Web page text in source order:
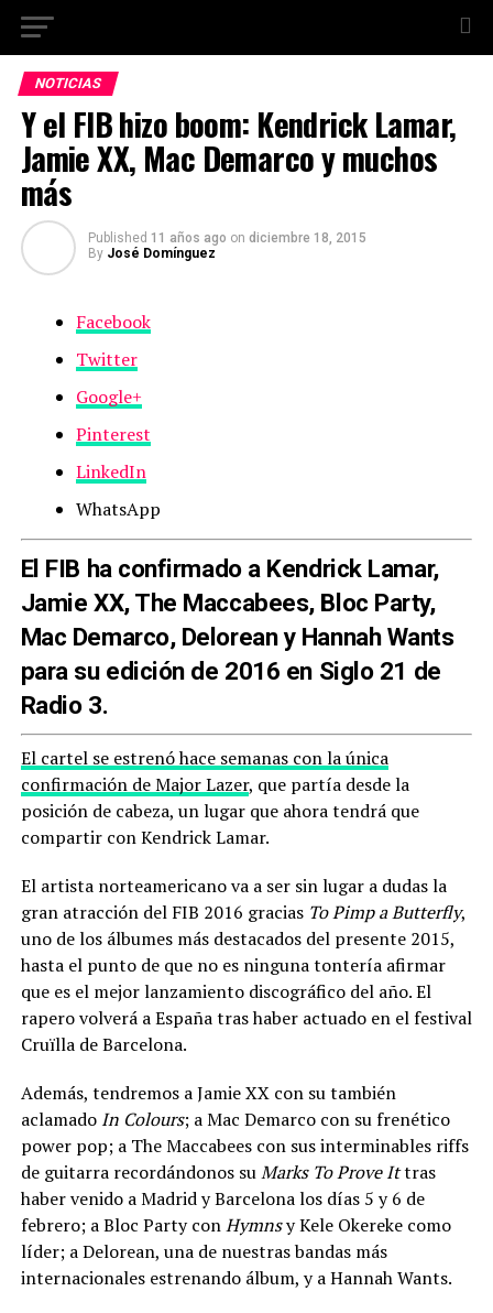
NOTICIAS
Y el FIB hizo boom: Kendrick Lamar,
Jamie XX, Mac Demarco y muchos
más
Published 11 años ago on diciembre 18, 2015
By José Domínguez
Facebook
Twitter
Google+
Pinterest
LinkedIn
WhatsApp
El FIB ha confirmado a Kendrick Lamar,
Jamie XX, The Maccabees, Bloc Party,
Mac Demarco, Delorean y Hannah Wants
para su edición de 2016 en Siglo 21 de
Radio 3.
El cartel se estrenó hace semanas con la única
confirmación de Major Lazer, que partía desde la
posición de cabeza, un lugar que ahora tendrá que
compartir con Kendrick Lamar.
El artista norteamericano va a ser sin lugar a dudas la
gran atracción del FIB 2016 gracias To Pimp a Butterfly,
uno de los álbumes más destacados del presente 2015,
hasta el punto de que no es ninguna tontería afirmar
que es el mejor lanzamiento discográfico del año. El
rapero volverá a España tras haber actuado en el festival
Cruïlla de Barcelona.
Además, tendremos a Jamie XX con su también
aclamado In Colours; a Mac Demarco con su frenético
power pop; a The Maccabees con sus interminables riffs
de guitarra recordándonos suMarks To Prove Ittras
haber venido a Madrid y Barcelona los días 5 y 6 de
febrero; a Bloc Party conHymnsy Kele Okereke como
líder; a Delorean, una de nuestras bandas más
internacionales estrenando álbum, y a Hannah Wants.